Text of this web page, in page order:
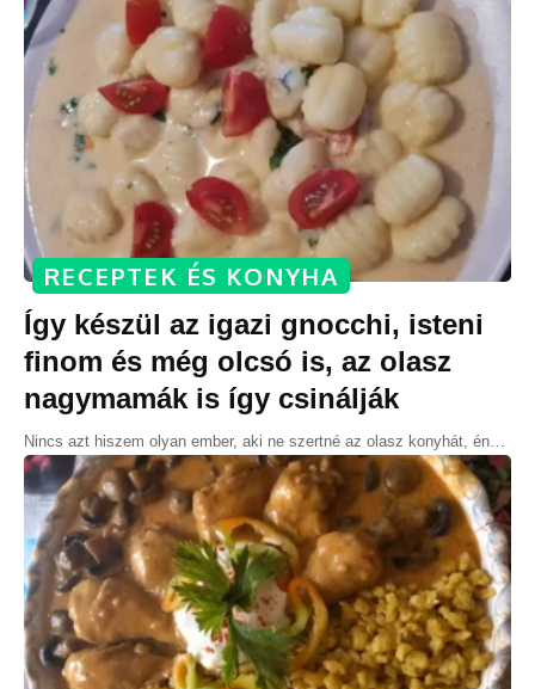
RECEPTEK ÉS KONYHA
Így készül az igazi gnocchi, isteni
finom és még olcsó is, az olasz
nagymamák is így csinálják
Nincs azt hiszem olyan ember, aki ne szertné az olasz konyhát, én